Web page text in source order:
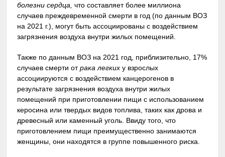
болезни сердца, что составляет более миллиона
случаев преждевременной смерти в год (по данным ВОЗ
на 2021 г.), могут быть ассоциированы с воздействием
загрязнения воздуха внутри жилых помещений.
Также по данным ВОЗ на 2021 год, приблизительно, 17%
случаев смерти отрака легкиху взрослых
ассоциируются с воздействием канцерогенов в
результате загрязнения воздуха внутри жилых
помещений при приготовлении пищи с использованием
керосина или твердых видов топлива, таких как дрова и
древесный или каменный уголь. Ввиду того, что
приготовлением пищи преимущественно занимаются
женщины, они находятся в группе повышенного риска.